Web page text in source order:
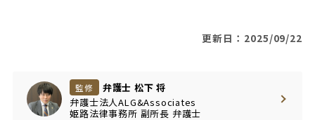
更新日：2025/09/22
監修
弁護士 松下 将
弁護士法人ALG&Associates
姫路法律事務所 副所長 弁護士